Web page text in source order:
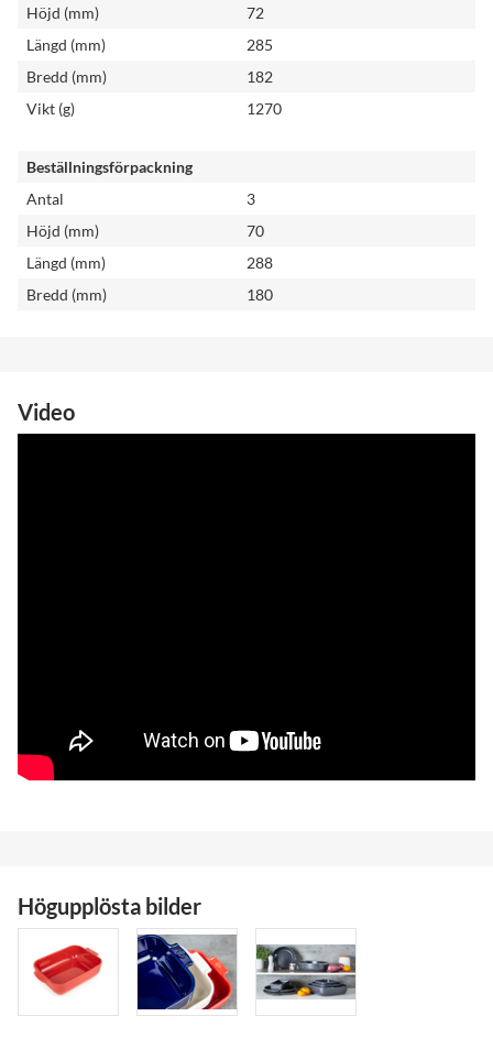
Höjd (mm)
72
Längd (mm)
285
Bredd (mm)
182
Vikt (g)
1270
Beställningsförpackning
Antal
3
Höjd (mm)
70
Längd (mm)
288
Bredd (mm)
180
Video
Högupplösta bilder